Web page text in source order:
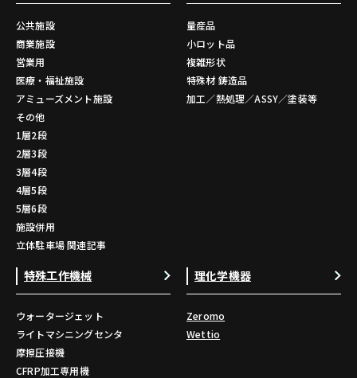
公共施設
商業施設
営業用
医療・福祉施設
アミューズメント施設
その他
1層2段
2層3段
3層4段
4層5段
5層6段
施設併用
立体駐車場 関連記事
量産品
小ロット品
複雑形状
特殊材 鋳造品
加工／熱処理／ASSY／塗装等
特殊工作機械
ウォータージェット
ライトマシニングセンタ
摩擦圧接機
CFRP加工専用機
理化学機器
Zeromo
Wettio